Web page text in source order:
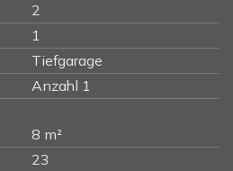
2
1
Tiefgarage
Anzahl 1
8 m²
23